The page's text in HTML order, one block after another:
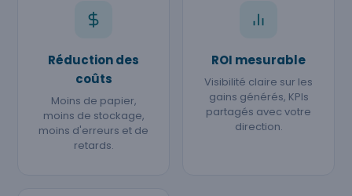
Réduction des
coûts
Moins de papier,
moins de stockage,
moins d'erreurs et de
retards.
ROI mesurable
Visibilité claire sur les
gains générés, KPIs
partagés avec votre
direction.